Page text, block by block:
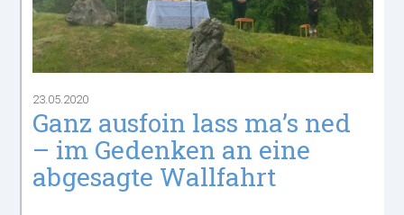
23.05.2020
Ganz ausfoin lass ma’s ned
– im Gedenken an eine
abgesagte Wallfahrt